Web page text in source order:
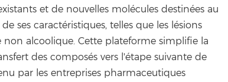
et de nouvelles molécules destinées au
ses caractéristiques, telles que les lésions
alcoolique. Cette plateforme simplifie la
des composés vers l'étape suivante de
par les entreprises pharmaceutiques